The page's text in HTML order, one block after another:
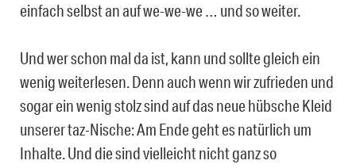
einfach selbst an auf we-we-we … und so weiter.
Und wer schon mal da ist, kann und sollte gleich ein
wenig weiterlesen. Denn auch wenn wir zufrieden und
sogar ein wenig stolz sind auf das neue hübsche Kleid
unserer taz-Nische: Am Ende geht es natürlich um
Inhalte. Und die sind vielleicht nicht ganz so